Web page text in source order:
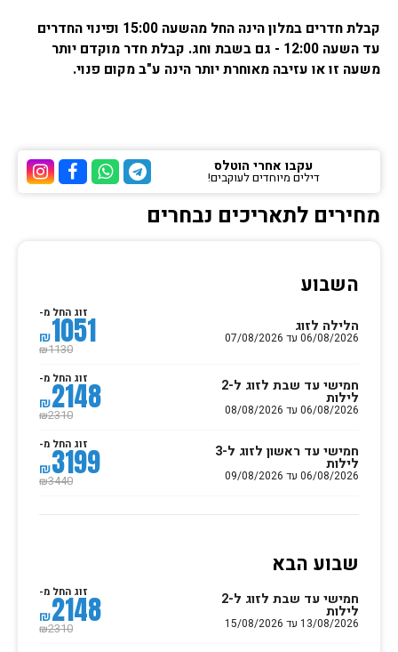
קבלת חדרים במלון הינה החל מהשעה 15:00 ופינוי החדרים
עד השעה 12:00 - גם בשבת וחג. קבלת חדר מוקדם יותר
משעה זו או עזיבה מאוחרת יותר הינה ע"ב מקום פנוי.
ערוץ ערוץ
ערוץ הוואטסאפ של
ערוץ הטלגרם של הוטלס
עקבו אחרי הוטלס
דילים מיוחדים לעוקבים!
מחירים לתאריכים נבחרים
השבוע
הלילה לזוג
06/08/2026 עד 07/08/2026
זוג החל מ-
₪1051
₪1130
חמישי עד שבת לזוג ל-2
לילות
06/08/2026 עד 08/08/2026
זוג החל מ-
₪2148
₪2310
חמישי עד ראשון לזוג ל-3
לילות
06/08/2026 עד 09/08/2026
זוג החל מ-
₪3199
₪3440
שבוע הבא
חמישי עד שבת לזוג ל-2
לילות
13/08/2026 עד 15/08/2026
זוג החל מ-
₪2148
₪2310